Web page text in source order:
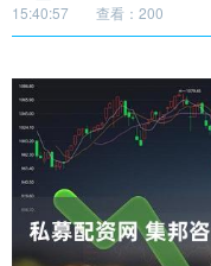
15:40:57
查看：200